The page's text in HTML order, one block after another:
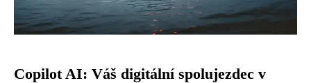
Copilot AI: Váš digitální spolujezdec v